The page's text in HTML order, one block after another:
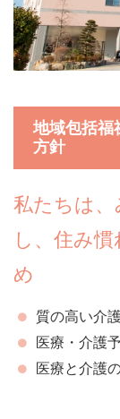
地域包括
方針
私たちは
し、住み
め
質の高い介
医療・介護
医療と介護